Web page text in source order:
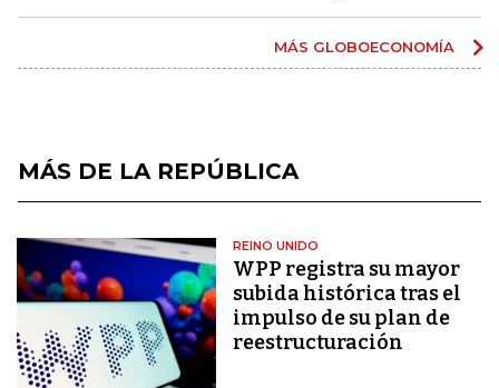
MÁS GLOBOECONOMÍA
MÁS DE LA REPÚBLICA
REINO UNIDO
WPP registra su mayor
subida histórica tras el
impulso de su plan de
reestructuración